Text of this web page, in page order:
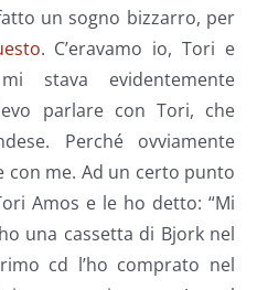
un sogno bizzarro, per
. C’eravamo io, Tori e
stava evidentemente
parlare con Tori, che
Perché ovviamente
con me. Ad un certo punto
Amos e le ho detto: “Mi
una cassetta di Bjork nel
cd l’ho comprato nel